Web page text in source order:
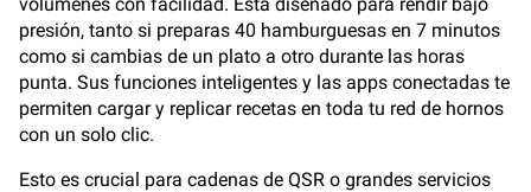
presión, tanto si preparas 40 hamburguesas en 7 minutos
como si cambias de un plato a otro durante las horas
punta. Sus funciones inteligentes y las apps conectadas te
permiten cargar y replicar recetas en toda tu red de hornos
con un solo clic.
Esto es crucial para cadenas de QSR o grandes servicios